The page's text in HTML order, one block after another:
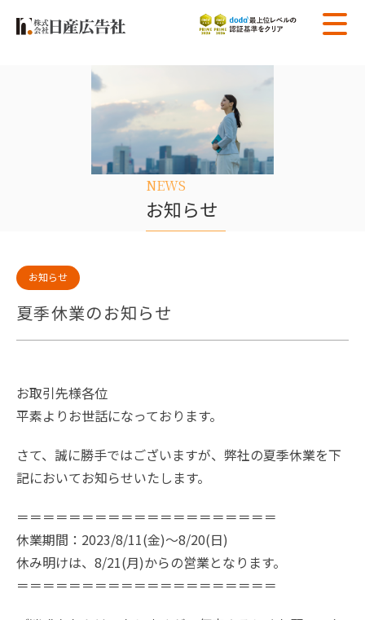
NEWS
お知らせ
お知らせ
夏季休業のお知らせ
お取引先様各位
平素よりお世話になっております。​
さて、誠に勝手ではございますが、弊社の夏季休業を下
記においてお知らせいたします。
＝＝＝＝＝＝＝＝＝＝＝＝＝＝＝＝＝＝＝＝
休業期間：2023/8/11(金)～8/20(日)
休み明けは、​8/21(月)からの営業となります。
＝＝＝＝＝＝＝＝＝＝＝＝＝＝＝＝＝＝＝＝